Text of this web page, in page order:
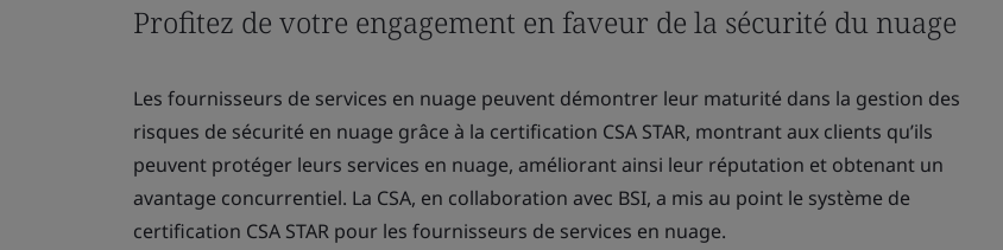
Profitez de votre engagement en faveur de la sécurité du nuage
Les fournisseurs de services en nuage peuvent démontrer leur maturité dans la gestion des
risques de sécurité en nuage grâce à la certification CSA STAR, montrant aux clients qu’ils
peuvent protéger leurs services en nuage, améliorant ainsi leur réputation et obtenant un
avantage concurrentiel. La CSA, en collaboration avec BSI, a mis au point le système de
certification CSA STAR pour les fournisseurs de services en nuage.